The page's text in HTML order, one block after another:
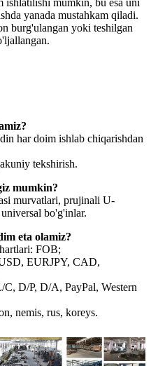
ishlatilishi mumkin, bu esa uni
yanada mustahkam qiladi.
burg'ulangan yoki teshilgan
har doim ishlab chiqarishdan
tekshirish.
mumkin?
murvatlari, prujinali U-
bo'g'inlar.
eta olamiz?
FOB;
EURJPY, CAD,
D/P, D/A, PayPal, Western
nemis, rus, koreys.